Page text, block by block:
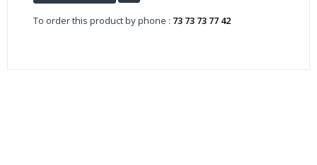
To order this product by phone : 73 73 73 77 42